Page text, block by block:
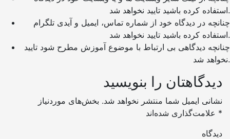
استفاده کرده باشید تایید نخواهد شد.
استفاده کرده باشید تایید نخواهد شد.
چنانچه دیدگاهی بی ارتباط با موضوع آموزش مطرح شود تایید
نخواهد شد.
دیدگاهتان را بنویسید
نشانی ایمیل شما منتشر نخواهد شد. بخش‌های موردنیاز
*
دیدگاه